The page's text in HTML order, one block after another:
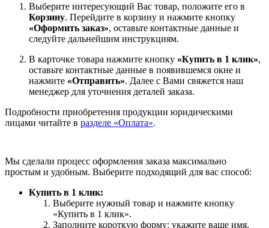
Выберите интересующий Вас товар, положите его в
Корзину. Перейдите в корзину и нажмите кнопку
«Оформить заказ», оставьте контактные данные и
следуйте дальнейшим инструкциям.
В карточке товара нажмите кнопку «Купить в 1 клик»,
оставьте контактные данные в появившемся окне и
нажмите «Отправить». Далее с Вами свяжется наш
менеджер для уточнения деталей заказа.
Подробности приобретения продукции юридическими
лицами читайте в разделе «Оплата».
Мы сделали процесс оформления заказа максимально
простым и удобным. Выберите подходящий для вас способ:
Купить в 1 клик:
Выберите нужный товар и нажмите кнопку
«Купить в 1 клик».
Заполните короткую форму: укажите ваше имя,